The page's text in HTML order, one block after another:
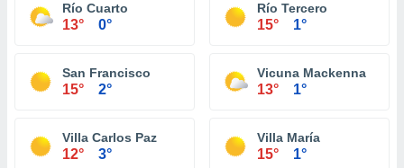
Río Cuarto
13° 0°
Río Tercero
15° 1°
San Francisco
15° 2°
Vicuna Mackenna
13° 1°
Villa Carlos Paz
12° 3°
Villa María
15° 1°